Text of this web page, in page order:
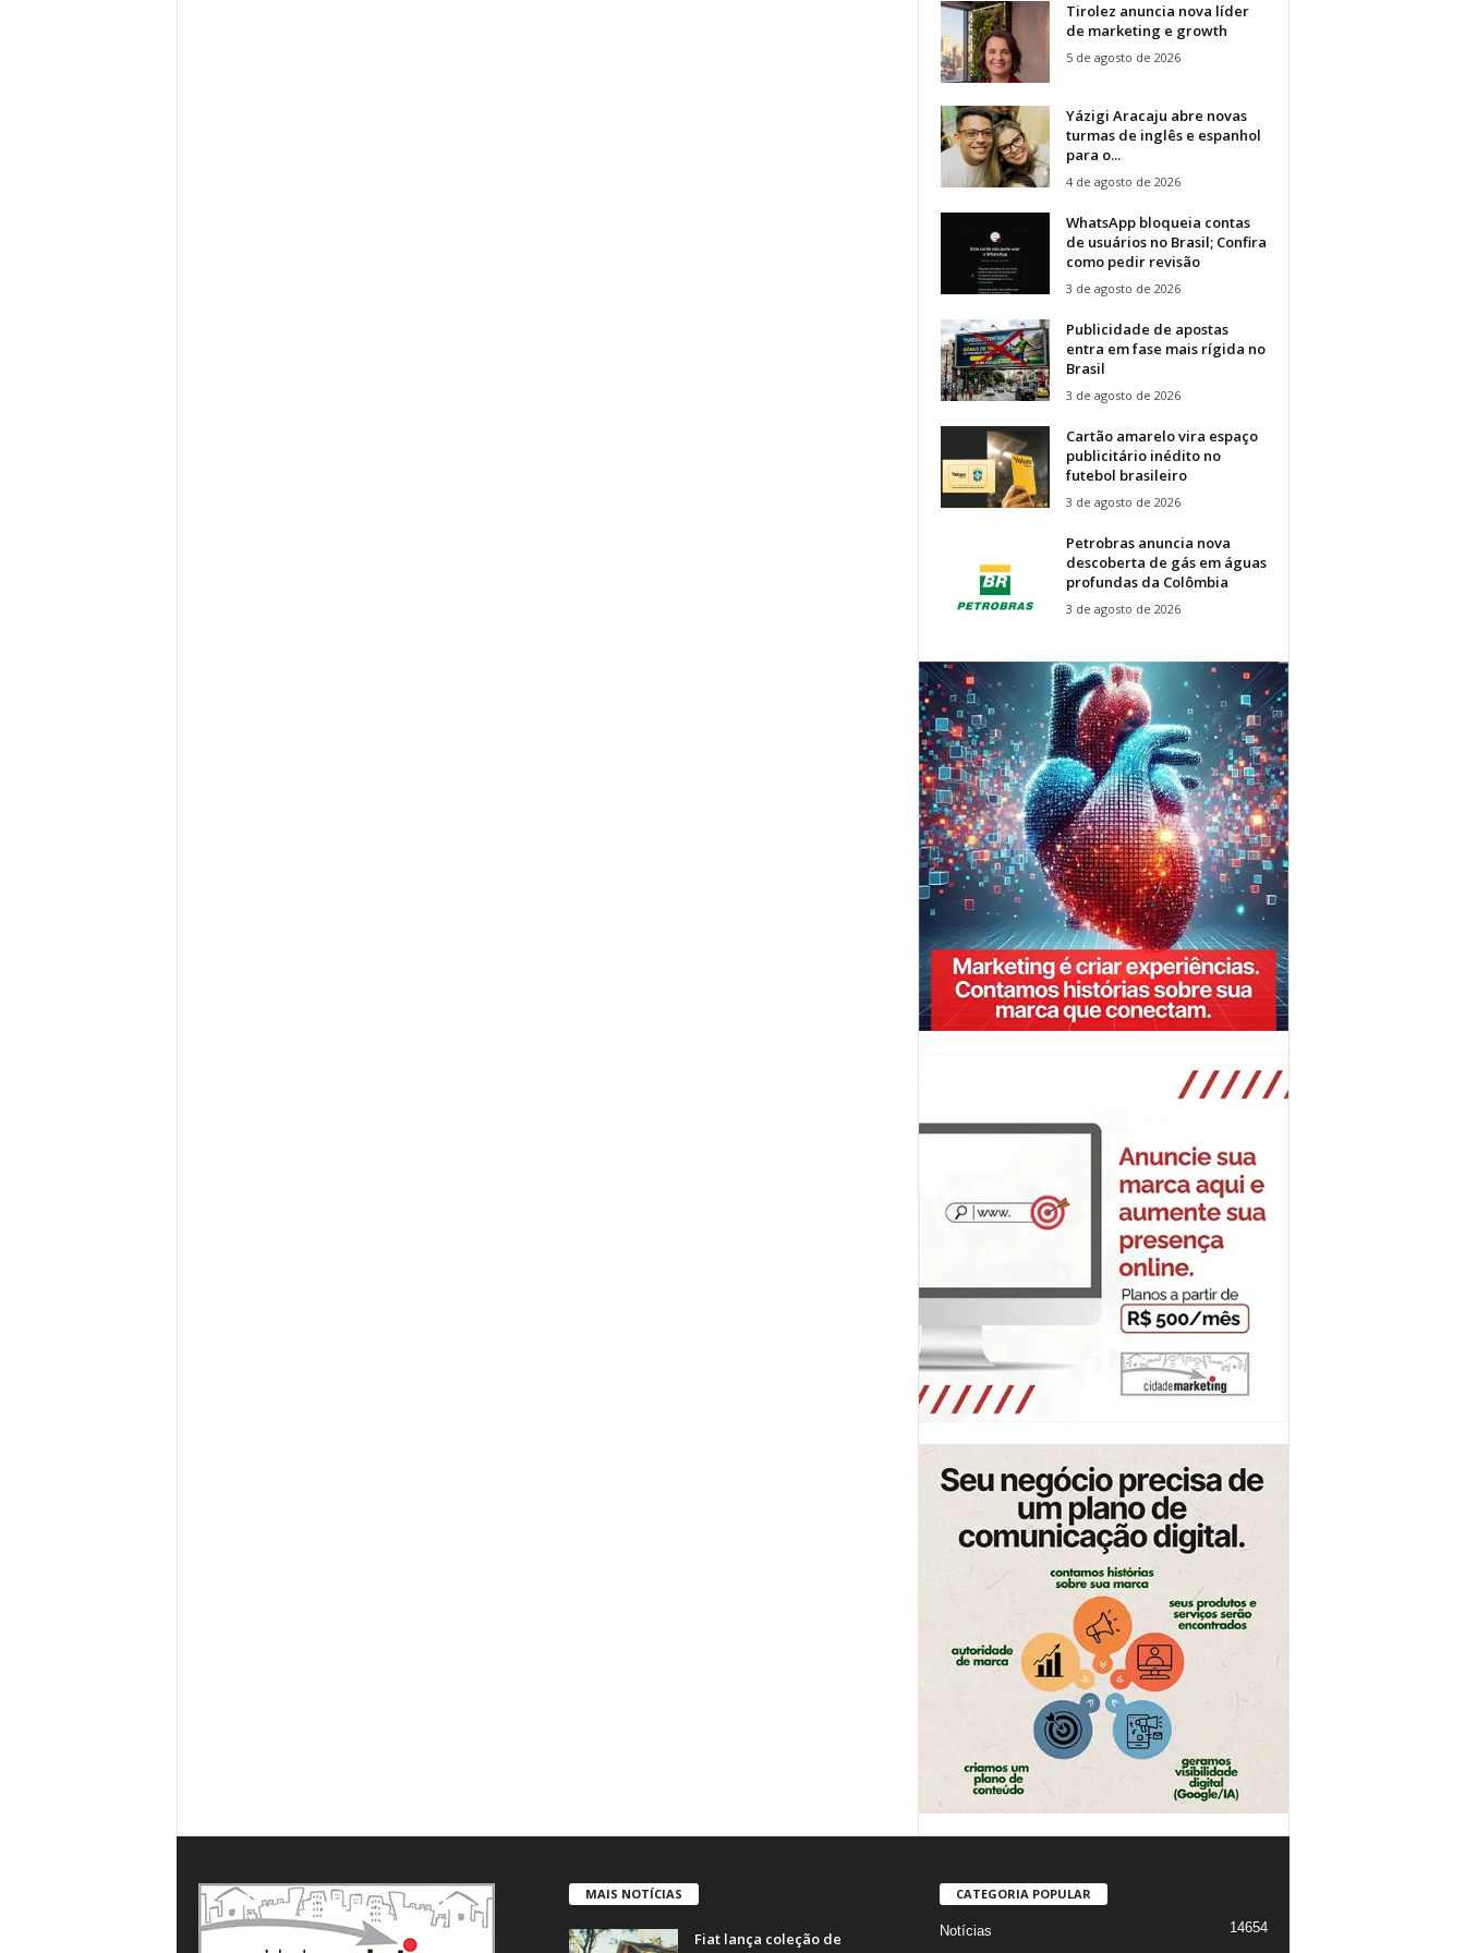
Tirolez anuncia nova líder
de marketing e growth
5 de agosto de 2026
Yázigi Aracaju abre novas
turmas de inglês e espanhol
para o...
4 de agosto de 2026
WhatsApp bloqueia contas
de usuários no Brasil; Confira
como pedir revisão
3 de agosto de 2026
Publicidade de apostas
entra em fase mais rígida no
Brasil
3 de agosto de 2026
Cartão amarelo vira espaço
publicitário inédito no
futebol brasileiro
3 de agosto de 2026
Petrobras anuncia nova
descoberta de gás em águas
profundas da Colômbia
3 de agosto de 2026
MAIS NOTÍCIAS
Fiat lança coleção de
CATEGORIA POPULAR
Notícias
14654